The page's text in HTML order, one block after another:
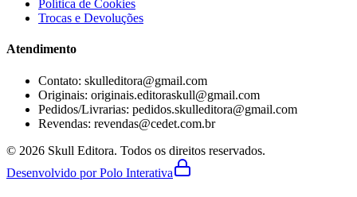
Política de Cookies
Trocas e Devoluções
Atendimento
Contato: skulleditora@gmail.com
Originais: originais.editoraskull@gmail.com
Pedidos/Livrarias: pedidos.skulleditora@gmail.com
Revendas: revendas@cedet.com.br
© 2026 Skull Editora. Todos os direitos reservados.
Desenvolvido por Polo Interativa